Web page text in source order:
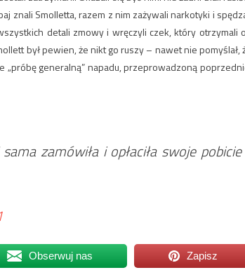
znali Smolletta, razem z nim zażywali narkotyki i
detali zmowy i wręczyli czek, który otrzymali
był pewien, że nikt go ruszy – nawet nie pomyślał,
„próbę generalną” napadu, przeprowadzoną
zamówiła i opłaciła swoje pobicie
Obserwuj nas Zapisz